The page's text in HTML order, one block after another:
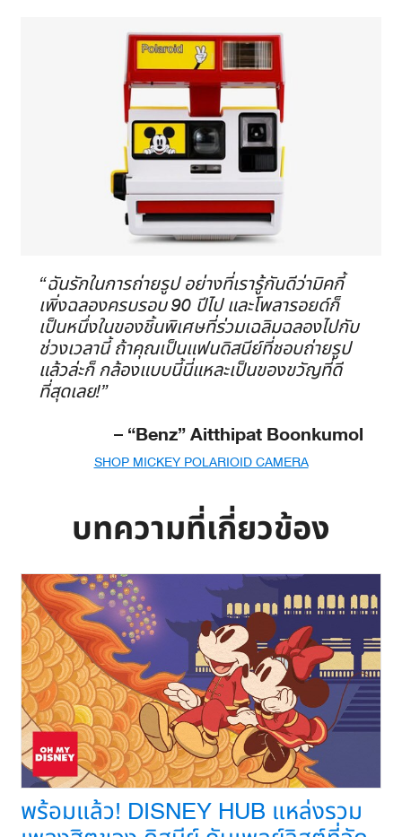
“ฉันรักในการถ่ายรูป อย่างที่เรารู้กันดีว่ามิคกี้
เพิ่งฉลองครบรอบ 90 ปีไป และโพลารอยด์ก็
เป็นหนึ่งในของชิ้นพิเศษที่ร่วมเฉลิมฉลองไปกับ
ช่วงเวลานี้ ถ้าคุณเป็นแฟนดิสนีย์ที่ชอบถ่ายรูป
แล้วล่ะก็ กล้องแบบนี้นี่แหละเป็นของขวัญที่ดี
ที่สุดเลย!”
– “Benz” Aitthipat Boonkumol
SHOP MICKEY POLARIOID CAMERA
บทความที่เกี่ยวข้อง
พร้อมแล้ว! DISNEY HUB แหล่งรวม